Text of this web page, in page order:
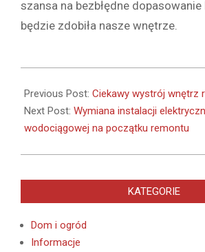
szansa na bezbłędne
będzie zdobiła nasze wnętrze.
05-
06
Previous Post: Ciekawy wystrój wnętrz
Next Post: Wymiana instalacji
wodociągowej na początku remontu
KATEGORIE
Dom i ogród
Informacje